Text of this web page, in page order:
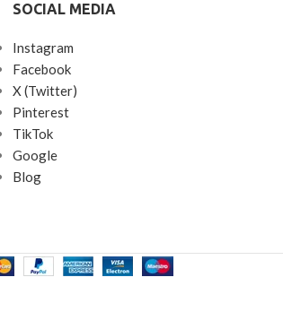
SOCIAL MEDIA
Instagram
Facebook
X (Twitter)
Pinterest
TikTok
Google
Blog